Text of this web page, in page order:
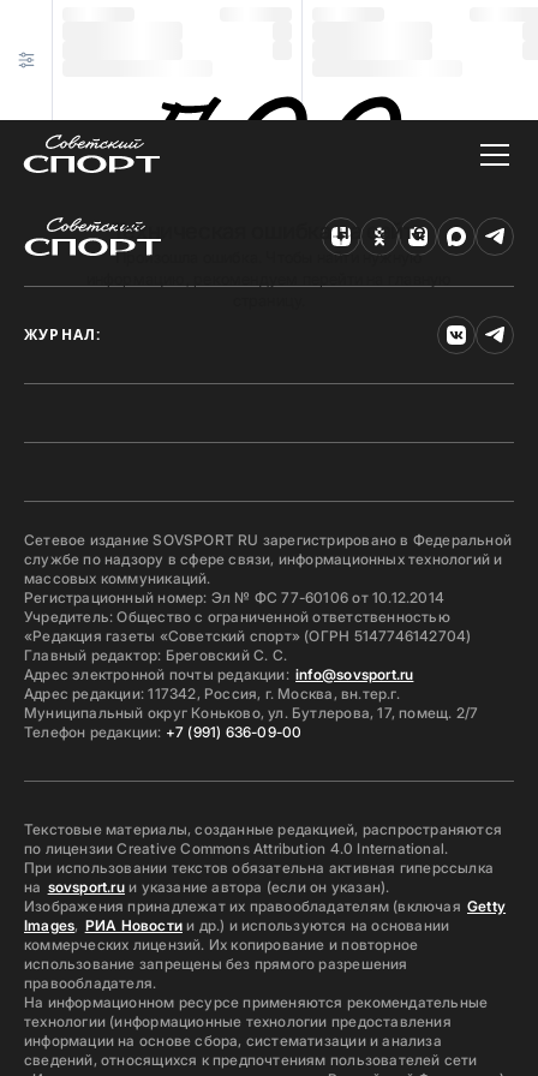
Техническая ошибка на сайте
Произошла ошибка. Чтобы найти нужную
ЖУРНАЛ:
Сетевое издание SOVSPORT RU зарегистрировано в Федеральной
службе по надзору в сфере связи, информационных технологий и
массовых коммуникаций.
Регистрационный номер: Эл № ФС 77-60106 от 10.12.2014
Учредитель: Общество с ограниченной ответственностью
«Редакция газеты «Советский спорт» (ОГРН 5147746142704)
Главный редактор: Бреговский С. С.
Адрес электронной почты редакции: info@sovsport.ru
Адрес редакции: 117342, Россия, г. Москва, вн.тер.г.
Муниципальный округ Коньково, ул. Бутлерова, 17, помещ. 2/7
Телефон редакции: +7 (991) 636-09-00
Текстовые материалы, созданные редакцией, распространяются
по лицензии Creative Commons Attribution 4.0 International.
При использовании текстов обязательна активная гиперссылка
на sovsport.ruи указание автора (если он указан).
Изображения принадлежат их правообладателям (включая Getty
Images, РИА Новостии др.) и используются на основании
коммерческих лицензий. Их копирование и повторное
использование запрещены без прямого разрешения
правообладателя.
На информационном ресурсе применяются рекомендательные
технологии (информационные технологии предоставления
информации на основе сбора, систематизации и анализа
сведений, относящихся к предпочтениям пользователей сети